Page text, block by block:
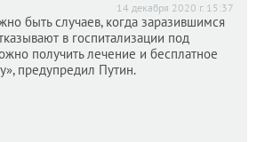
14 декабря 2020 г. 15:37
быть случаев, когда заразившимся
в госпитализации под
получить лечение и бесплатное
предупредил Путин.